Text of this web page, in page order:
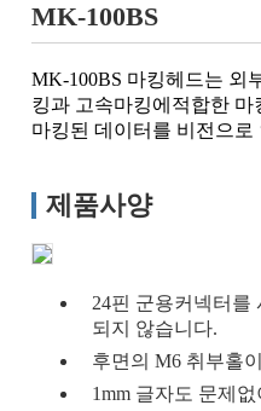
MK-100BS
MK-100BS 마킹헤드는 외
킹과 고속마킹에적합한 마
마킹된 데이터를 비전으
제품사양
24핀 군용커넥터를
되지 않습니다.
후면의 M6 취부홀
1mm 글자도 문제